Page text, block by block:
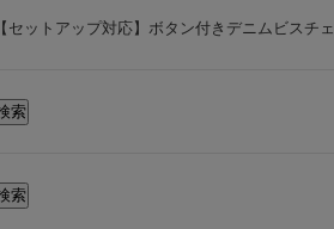
【セットアップ対応】ボタン付きデニムビスチェ